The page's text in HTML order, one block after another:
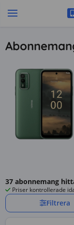
37 abonnemang
Priser kontrollerade
Filtrera